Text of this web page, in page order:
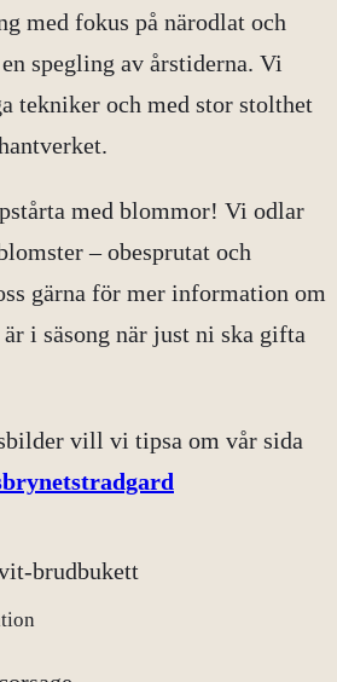
med fokus på närodlat och
spegling av årstiderna. Vi
tekniker och med stor stolthet
med blommor! Vi odlar
– obesprutat och
gärna för mer information om
i säsong när just ni ska gifta
vill vi tipsa om vår sida